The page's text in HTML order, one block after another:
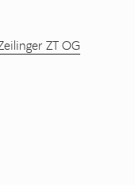
ZT OG